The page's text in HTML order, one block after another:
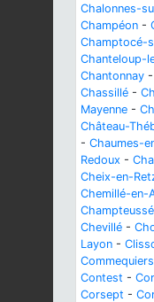
Chalonnes-
Champéon -
Champtocé-
Chanteloup-
Chantonnay -
Chassillé -
Mayenne -
Château-
- Chaumes-
Redoux -
Cheix-en-
Chemillé-en-
Champteussé
Chevillé -
Layon -
Commequiers
Contest -
Corsept -